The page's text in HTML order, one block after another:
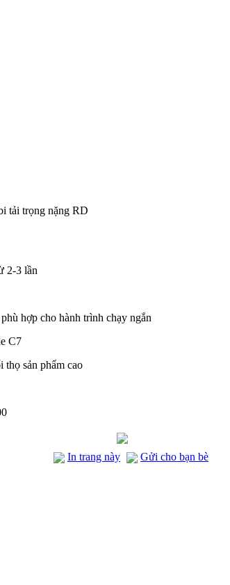
tải trọng nặng RD
2-3 lần
hợp cho hành trình chạy ngắn
C7
thọ sản phẩm cao
In trang này Gửi cho bạn bè